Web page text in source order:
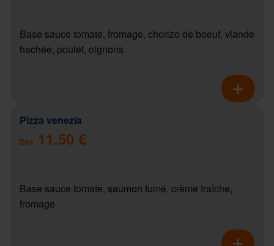
Base sauce tomate, fromage, chorizo de boeuf, viande
hachée, poulet, oignons
Pizza venezia
Dès 11.50 €
Base sauce tomate, saumon fumé, crème fraîche,
fromage